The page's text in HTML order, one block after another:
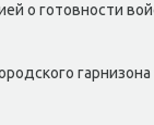
о готοвности
гарнизона